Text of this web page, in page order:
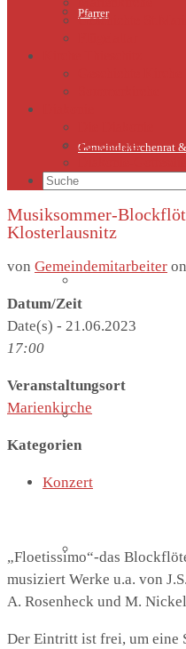
Pfarrer
Gemeindekirchenrat
Termine
Lutherhaus
Geschichte
Sternsinger
Suche
Musiksommer-
Klosterlausnitz
von Gemeindemitarbeiter on
Datum/Zeit
Date(s) - 21.06.2023
17:00
Veranstaltungsort
Marienkirche
Kategorien
Konzert
„Floetissimo“-das
musiziert Werke u.a. von
A. Rosenheck und M. Nickel
Der Eintritt ist frei, um eine